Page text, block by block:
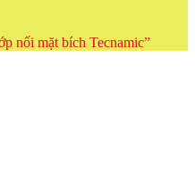
nối mặt bích Tecnamic”